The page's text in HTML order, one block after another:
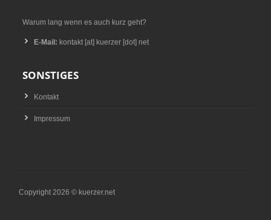
Warum lang wenn es auch kurz geht?
E-Mail: kontakt [at] kuerzer [dot] net
SONSTIGES
Kontakt
Impressum
Copyright 2026 © kuerzer.net